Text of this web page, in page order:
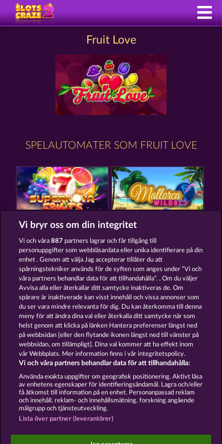
Fruit Love
SPELAUTOMATER SOM FRUIT LOVE
7 SUPERNOVA FRUITS MALLORCA WILDS
ROYAL SEVEN ULTRA STICKY DIAMONDS
Användarvillkor Sekretesspolicy Avtryck
Om Företaget FAQ Facebook
Skicka in en begäran om att ångra köpet
Sociala casinospel är endast avsedda för
Vi bryr oss om din integritet
Vi och våra887 partners lagrar och får tillgång till
personuppgifter som webbläsardata eller unika identifierare på din
enhet . Genom att välja Jag accepterar tillåter du att
spårningstekniker används för de syften som anges under ”Vi och
våra partners behandlar data för att tillhandahålla”. . Om du väljer
Avvisa alla eller återkallar ditt samtycke inaktiveras de. Om
spårare är inaktiverade kan visst innehåll och vissa annonser som
du ser vara mindre relevanta för dig. Du kan återkomma till denna
meny för att ändra dina val eller återkalla ditt samtycke när som
helst genom att klicka på länken Hantera preferenser längst ned
på webbsidan [eller den flytande ikonen längst ned till vänster på
webbsidan, om tillämpligt]. Dina val kommer att ha effekt inom
vår Webbplats. Mer information finns i vår integritetspolicy.
Vi och våra partners behandlar data för att tillhandahålla:
Använda exakta uppgifter om geografisk positionering. Aktivt läsa
av enhetens egenskaper för identifieringsändamål. Lagra och/eller
få åtkomst till information på en enhet. Personanpassad reklam
och innehåll, reklam- och innehållsmätning, forskning angående
målgrupp och tjänsteutveckling.
Lista över partner (leverantörer)